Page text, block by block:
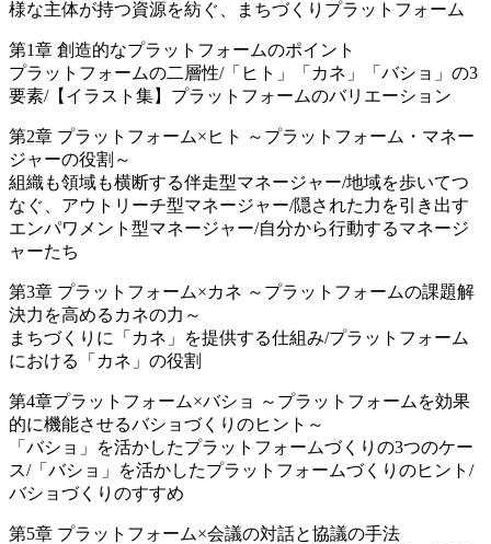
様な主体が持つ資源を紡ぐ、まちづくりプラットフォーム
第1章 創造的なプラットフォームのポイント
プラットフォームの二層性/「ヒト」「カネ」「バショ」の3
要素/【イラスト集】プラットフォームのバリエーション
第2章 プラットフォーム×ヒト ～プラットフォーム・マネー
ジャーの役割～
組織も領域も横断する伴走型マネージャー/地域を歩いてつ
なぐ、アウトリーチ型マネージャー/隠された力を引き出す
エンパワメント型マネージャー/自分から行動するマネージ
ャーたち
第3章 プラットフォーム×カネ ～プラットフォームの課題解
決力を高めるカネの力～
まちづくりに「カネ」を提供する仕組み/プラットフォーム
における「カネ」の役割
第4章プラットフォーム×バショ ～プラットフォームを効果
的に機能させるバショづくりのヒント～
「バショ」を活かしたプラットフォームづくりの3つのケー
ス/「バショ」を活かしたプラットフォームづくりのヒント/
バショづくりのすすめ
第5章 プラットフォーム×会議の対話と協議の手法